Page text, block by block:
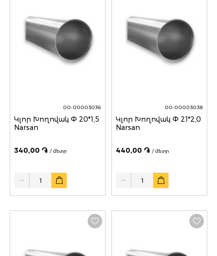
00-00003036
Կլոր Խողովակ Փ 20*1,5
Narsan
340,00 ֏ / մետր
Quantity
00-00003038
Կլոր Խողովակ Փ 21*2,0
Narsan
440,00 ֏ / մետր
Quantity